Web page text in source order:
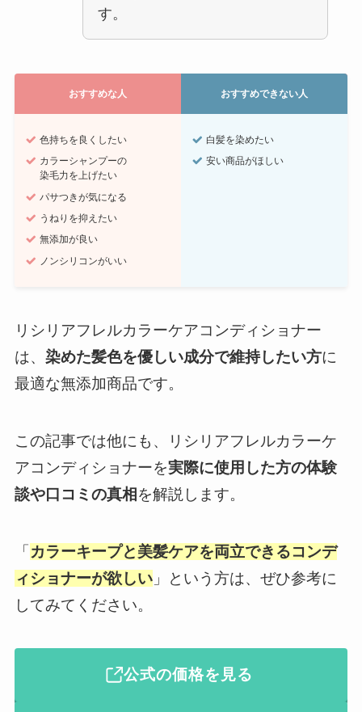
す。
おすすめな人 おすすめできない人
色持ちを良くしたい
カラーシャンプーの
染毛力を上げたい
パサつきが気になる
うねりを抑えたい
無添加が良い
ノンシリコンがいい
白髪を染めたい
安い商品がほしい
リシリアフレルカラーケアコンディショナー
は、 染めた髪色を優しい成分で維持したい方に
最適な無添加商品です。
この記事では他にも、リシリアフレルカラーケ
アコンディショナーを実際に使用した方の体験
談や口コミの真相 を解説します。
「カラーキープと美髪ケアを両立できるコンデ
ィショナーが欲しい」という方は、ぜひ参考に
してみてください。
公式の価格を見る